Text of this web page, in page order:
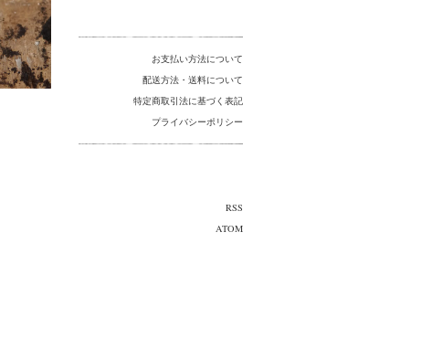
お支払い方法について
配送方法・送料について
特定商取引法に基づく表記
プライバシーポリシー
RSS
ATOM